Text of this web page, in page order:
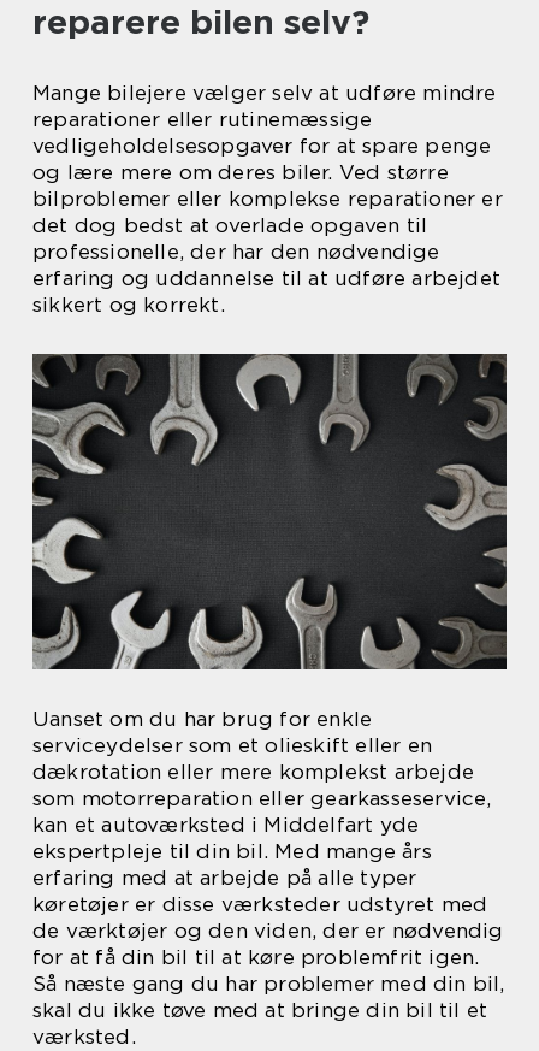
reparere bilen selv?
Mange bilejere vælger selv at udføre mindre
reparationer eller rutinemæssige
vedligeholdelsesopgaver for at spare penge
og lære mere om deres biler. Ved større
bilproblemer eller komplekse reparationer er
det dog bedst at overlade opgaven til
professionelle, der har den nødvendige
erfaring og uddannelse til at udføre arbejdet
sikkert og korrekt.
Uanset om du har brug for enkle
serviceydelser som et olieskift eller en
dækrotation eller mere komplekst arbejde
som motorreparation eller gearkasseservice,
kan et autoværksted i Middelfart yde
ekspertpleje til din bil. Med mange års
erfaring med at arbejde på alle typer
køretøjer er disse værksteder udstyret med
de værktøjer og den viden, der er nødvendig
for at få din bil til at køre problemfrit igen.
Så næste gang du har problemer med din bil,
skal du ikke tøve med at bringe din bil til et
værksted.